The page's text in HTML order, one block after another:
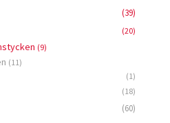
(39)
(20)
(9)
(11)
(1)
(18)
(60)